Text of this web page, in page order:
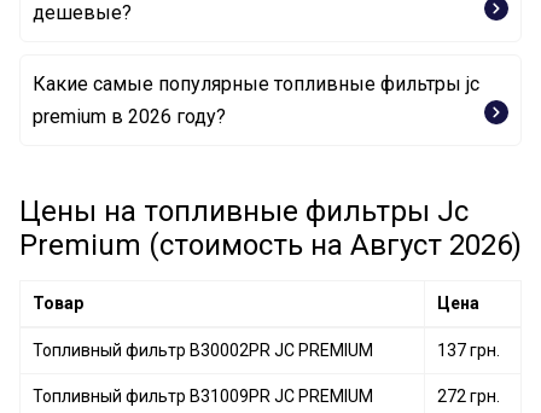
дешевые?
Топливный фильтр B30002PR JC PREMIUM
Топливный фильтр B3F016PR JC PREMIUM
Какие самые популярные топливные фильтры jc
premium в 2026 году?
Топливный фильтр B3R028PR JC PREMIUM
Топливный фильтр B34022PR JC PREMIUM
Цены на топливные фильтры Jc
Premium (стоимость на Август 2026)
Товар Цена
Топливный фильтр B30002PR JC PREMIUM 137 грн.
Топливный фильтр B31009PR JC PREMIUM 272 грн.